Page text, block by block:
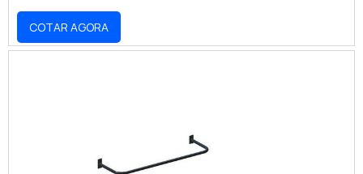
Móveis alcançará precisão com
comprometimento com os resultados dos
clientes.DIFERENCIAIS IMPORTANTES DA
atuação. A Ella Móveis objetiva sua energia
em criar aos parceiros uma estrutura com:
COTAR AGORA